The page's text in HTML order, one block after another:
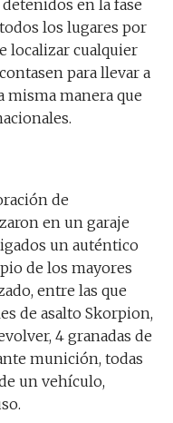
en la fase
los lugares por
localizar cualquier
para llevar a
misma manera que
de
en un garaje
un auténtico
de los mayores
entre las que
de asalto Skorpion,
4 granadas de
munición, todas
un vehículo,